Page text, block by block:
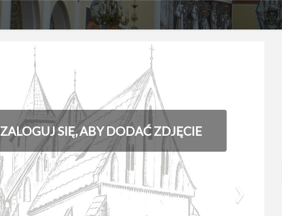
ZALOGUJ SIĘ, ABY DODAĆ ZDJĘCIE
›